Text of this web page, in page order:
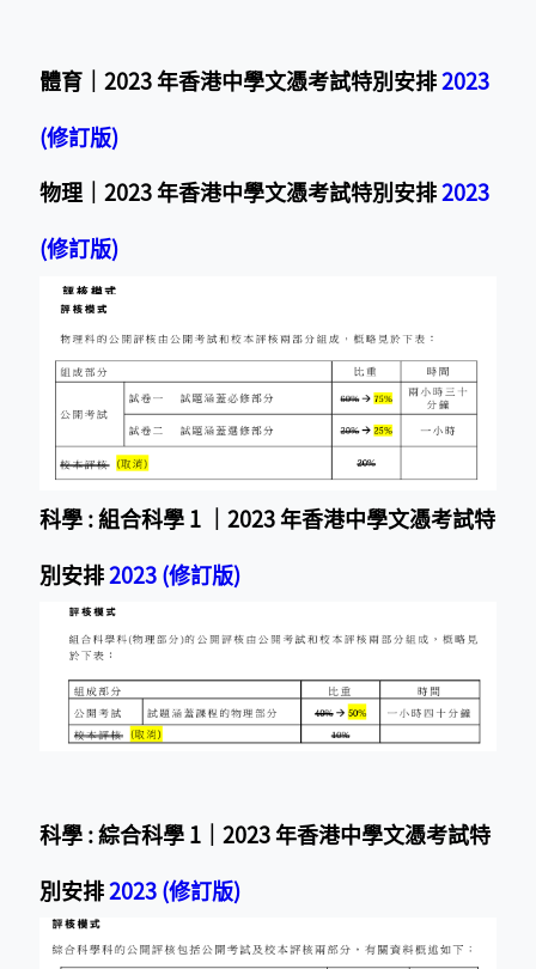
體育｜2023 年香港中學文憑考試特別安排2023
(修訂版)
物理｜2023 年香港中學文憑考試特別安排2023
(修訂版)
科學 : 組合科學 1 ｜2023 年香港中學文憑考試特
別安排2023 (修訂版)
科學 : 綜合科學 1｜2023 年香港中學文憑考試特
別安排2023 (修訂版)